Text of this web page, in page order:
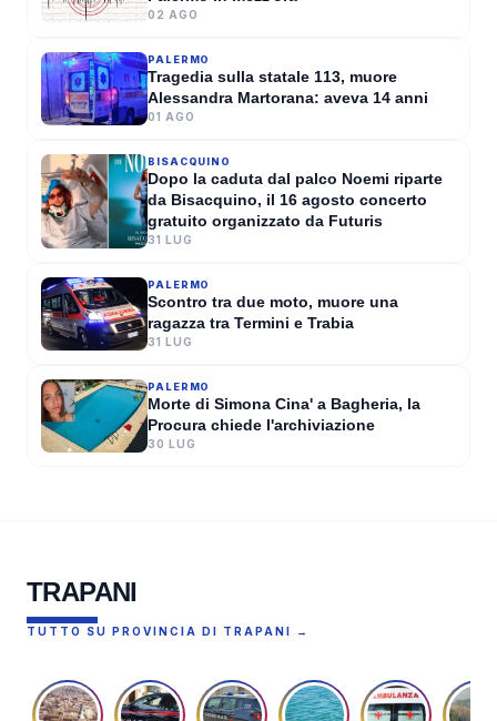
02 AGO
PALERMO
Tragedia sulla statale 113, muore
Alessandra Martorana: aveva 14 anni
01 AGO
BISACQUINO
Dopo la caduta dal palco Noemi riparte
da Bisacquino, il 16 agosto concerto
gratuito organizzato da Futuris
31 LUG
PALERMO
Scontro tra due moto, muore una
ragazza tra Termini e Trabia
31 LUG
PALERMO
Morte di Simona Cina' a Bagheria, la
Procura chiede l'archiviazione
30 LUG
TRAPANI
TUTTO SU PROVINCIA DI TRAPANI →